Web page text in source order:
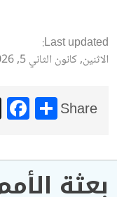
Last updated:
الاثنين, كانون الثاني 5, 2026 - 12:04
Share
بعثة